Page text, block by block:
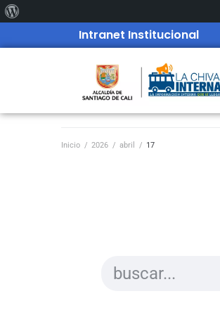
Intranet Institucional
Inicio / 2026 / abril / 17